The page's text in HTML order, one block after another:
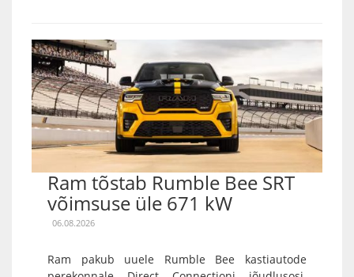
Ram tõstab Rumble Bee SRT
võimsuse üle 671 kW
06.08.2026
Ram pakub uuele Rumble Bee kastiautode